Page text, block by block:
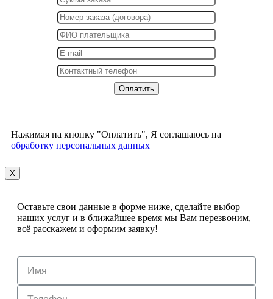
Нажимая на кнопку "Оплатить", Я соглашаюсь на
обработку персональных данных
X
Оставьте свои данные в форме ниже, сделайте выбор
наших услуг и в ближайшее время мы Вам перезвоним,
всё расскажем и оформим заявку!